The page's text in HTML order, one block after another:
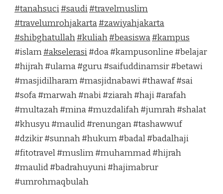
#tanahsuci#saudi#travelmuslim
#travelumrohjakarta#zawiyahjakarta
#shibghatullah#kuliah#beasiswa#kampus
#islam#akselerasi#doa #kampusonline #belajar
#hijrah #ulama #guru #saifuddinamsir #betawi
#masjidilharam #masjidnabawi #thawaf #sai
#sofa #marwah #nabi #ziarah #haji #arafah
#multazah #mina #muzdalifah #jumrah #shalat
#khusyu #maulid #renungan #tashawwuf
#dzikir #sunnah #hukum #badal #badalhaji
#fitotravel #muslim #muhammad #hijrah
#maulid #badrahuyuni #hajimabrur
#umrohmaqbulah